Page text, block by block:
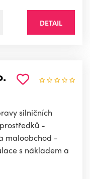
DETAIL
silničních
-
maloobchod -
s nákladem a